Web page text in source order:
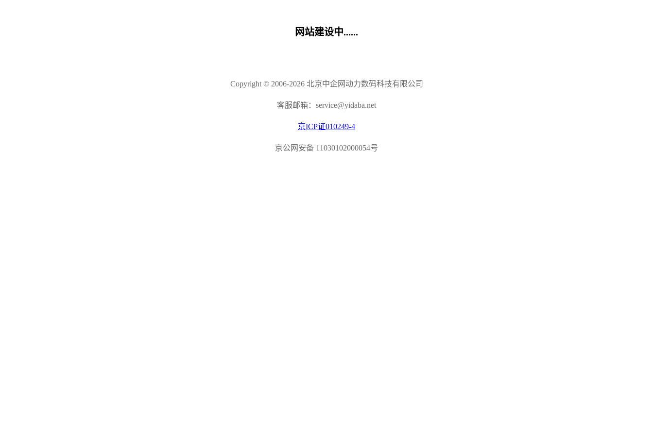
网站建设中......
Copyright © 2006-2026 北京中企网动力数码科技有限公司
客服邮箱：service@yidaba.net
京ICP证010249-4
京公网安备 11030102000054号